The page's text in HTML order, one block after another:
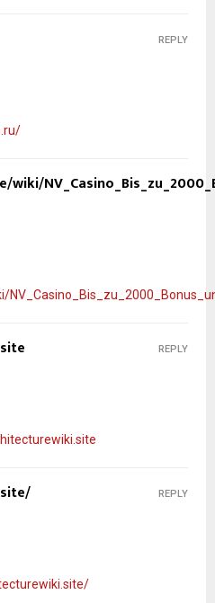
REPLY
REPLY
REPLY